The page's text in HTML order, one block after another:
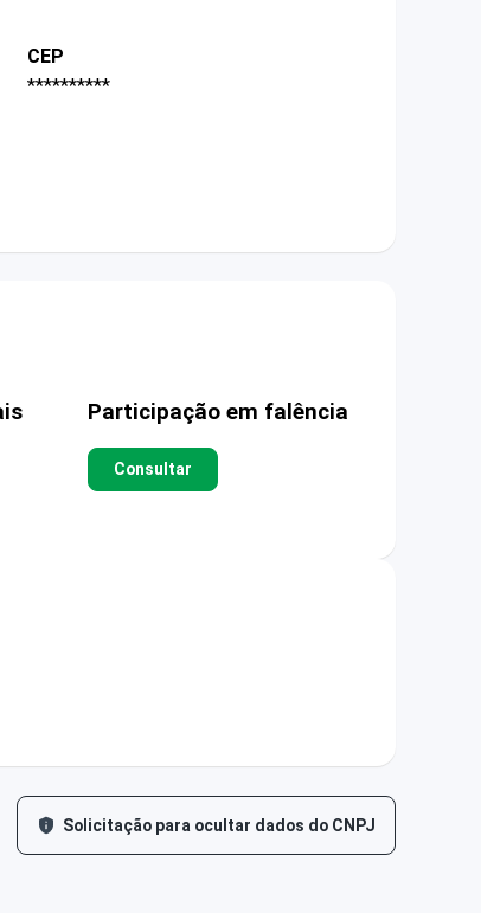
CEP
**********
Participação em falência
Consultar
Solicitação para ocultar dados do CNPJ